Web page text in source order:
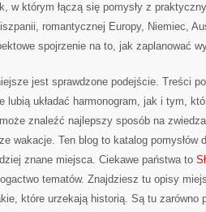
w którym łączą się pomysły z
romantycznej Europy, Niemiec,
spojrzenie na to, jak zaplanować
jest sprawdzone podejście. Treści
lubią układać harmonogram, jak i tym,
znaleźć najlepszy sposób na
wakacje. Ten blog to katalog
znane miejsca. Ciekawe państwa to
tematów. Znajdziesz tu opisy
które urzekają historią. Są tu zarówno